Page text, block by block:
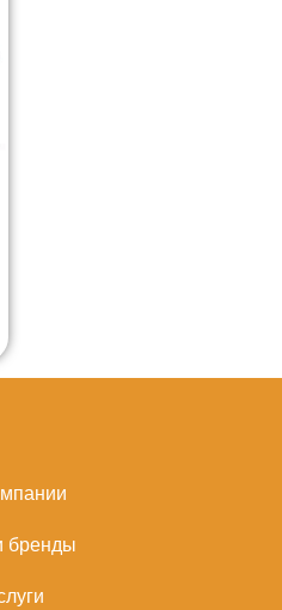
бренды